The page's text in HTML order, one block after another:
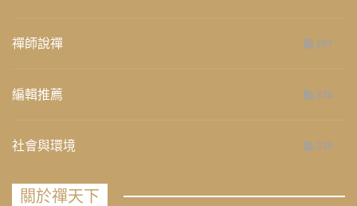
禪師說禪 267
編輯推薦 236
社會與環境 235
關於禪天下